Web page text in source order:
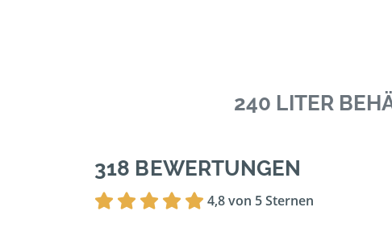
240 LITER
318 BEWERTUNGEN
4,8 von 5 Sternen